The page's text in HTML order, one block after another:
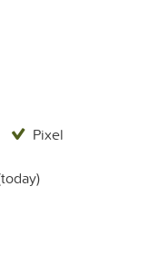
Pixel